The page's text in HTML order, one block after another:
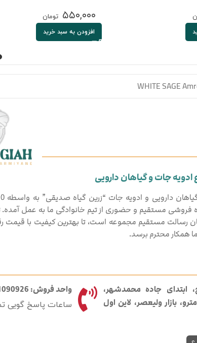
۵۵۰,۰۰۰ تومان
افزودن به سبد خرید
ادویه جات و گیاهان دارویی
عمده فروشی مستقیم و حضوری از تیم خانوادگی ما به عمل
رسالت مستقیم مجموعه است، تا بهترین کیفیت با قیمت
همکار محترم برسد.
ابتدای جاده محمدشهر،
بازار ولیعصر، لاین اول
واحد فروش: 02691090926
ساعات پاسخ گویی تماس 8